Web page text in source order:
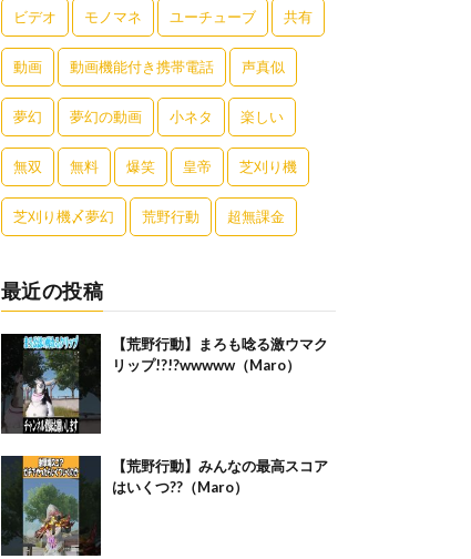
ビデオ モノマネ ユーチューブ 共有
動画 動画機能付き携帯電話 声真似
夢幻 夢幻の動画 小ネタ 楽しい
無双 無料 爆笑 皇帝 芝刈り機
芝刈り機〆夢幻 荒野行動 超無課金
最近の投稿
【荒野行動】まろも唸る激ウマク
リップ!?!?wwwww（Maro）
【荒野行動】みんなの最高スコア
はいくつ??（Maro）